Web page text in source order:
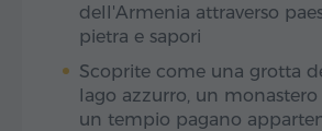
dell'Armenia attraverso
pietra e sapori
Scoprite come una grotta
lago azzurro, un
un tempio pagano